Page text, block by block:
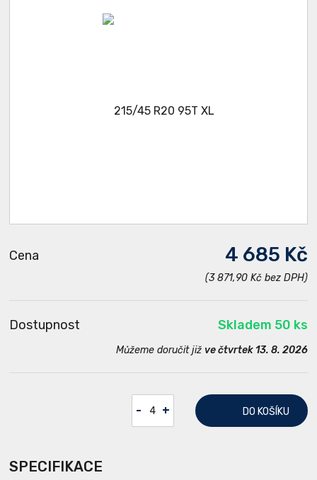
Cena 4 685 Kč
(3 871,90 Kč bez DPH)
Dostupnost Skladem 50 ks
Můžeme doručit již ve čtvrtek 13. 8. 2026
- + DO KOŠÍKU
SPECIFIKACE